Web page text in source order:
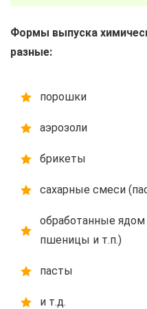
Формы выпуска
разные:
порошки
аэрозоли
брикеты
сахарные смеси
обработанные ядом
пшеницы и т.п.)
пасты
и т.д.